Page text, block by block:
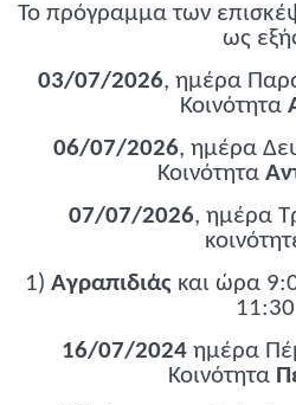
Το πρόγραμμα των
ως
03/07/2026, ημέρα
Κοινότητα
06/07/2026, ημέρα
Κοινότητα
07/07/2026, ημέρα
1) Αγραπιδιάςκαι ώρα
11:30
16/07/2024ημέρα
Κοινότητα